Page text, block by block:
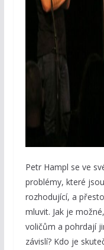
Petr Hampl se ve
problémy, které
rozhodující, a
mluvit. Jak je
voličům a pohrdají
závislí? Kdo je